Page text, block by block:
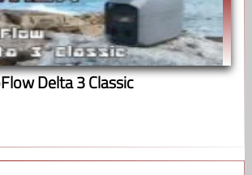
Delta 3 Classic